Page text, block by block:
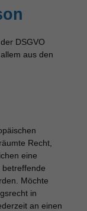
DSGVO
aus den
Recht,
eine
Möchte
in
an einen